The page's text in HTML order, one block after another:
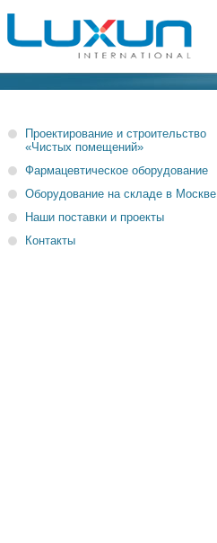
Проектирование и строительство
«Чистых помещений»
Фармацевтическое оборудование
Оборудование на складе в Москве
Наши поставки и проекты
Контакты